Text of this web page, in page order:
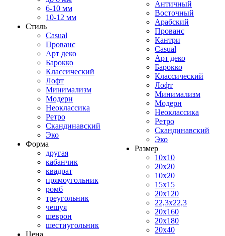
6-10 мм
10-12 мм
Стиль
Casual
Прованс
Арт деко
Барокко
Классический
Лофт
Минимализм
Модерн
Неоклассика
Ретро
Скандинавский
Эко
Форма
другая
кабанчик
квадрат
прямоугольник
ромб
треугольник
чешуя
шеврон
шестиугольник
Цена
Античный
Восточный
Арабский
Прованс
Кантри
Casual
Арт деко
Барокко
Классический
Лофт
Минимализм
Модерн
Неоклассика
Ретро
Скандинавский
Эко
Размер
10x10
20x20
10x20
15x15
20x120
22,3x22,3
20x160
20x180
20x40